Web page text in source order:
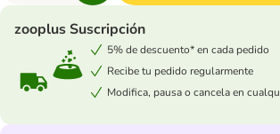
zooplus Suscripción
5% de descuento* en cada pedido
Recibe tu pedido regularmente
Modifica, pausa o cancela en